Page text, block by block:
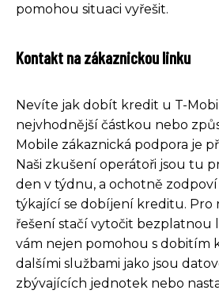
pomohou situaci vyřešit.
Kontakt na zákaznickou linku
Nevíte jak dobít kredit u T-
nejvhodnější částkou nebo
Mobile zákaznická podpora je
Naši zkušení operátoři jsou tu
den v týdnu, a ochotně
týkající se dobíjení kreditu. Pro
řešení stačí vytočit bezplatnou
vám nejen pomohou s dobitím
dalšími službami jako jsou
zbývajících jednotek nebo